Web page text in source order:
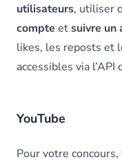
utilisateurs, utiliser
compte etsuivre un
likes, les reposts et
accessibles via l’API
YouTube
Pour votre